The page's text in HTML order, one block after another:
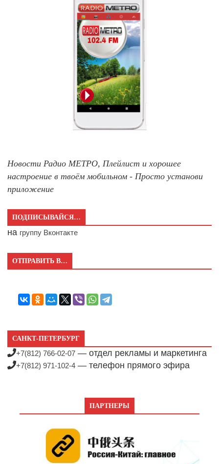
Новости Радио МЕТРО, Плейлист и хорошее
настроение в твоём мобильном - Просто установи
приложение
ПОДПИСЫВАЙСЯ…
на группу Вконтакте
ОТПРАВИТЬ В…
САНКТ-ПЕТЕРБУРГ
+7(812) 766-02-07 — отдел рекламы и маркетинга
+7(812) 971-102-4 — телефон прямого эфира
ПАРТНЕРЫ